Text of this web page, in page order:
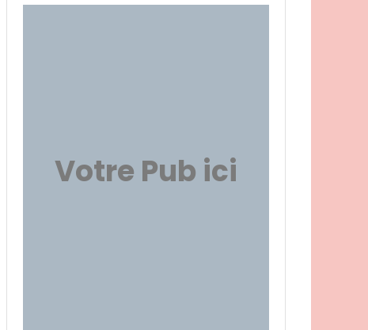
Votre Pub ici